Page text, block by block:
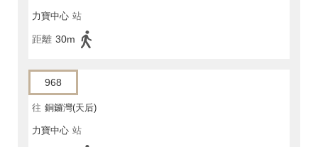
力寶中心 站
距離 30m
968
往 銅鑼灣(天后)
力寶中心 站